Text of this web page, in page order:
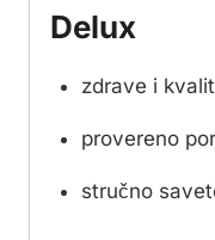
Delux
zdrave i
provereno
stručno